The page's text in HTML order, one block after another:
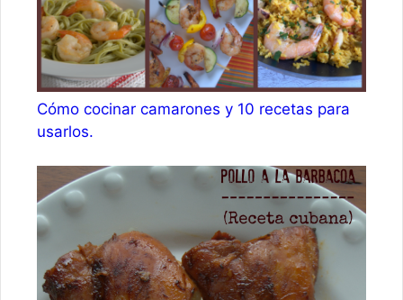
Cómo cocinar camarones y 10 recetas para
usarlos.